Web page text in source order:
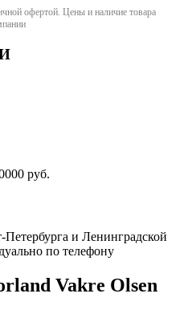
офертой. Цены и наличие товара
руб.
Петербурга и Ленинградской
по телефону
Vakre Olsen